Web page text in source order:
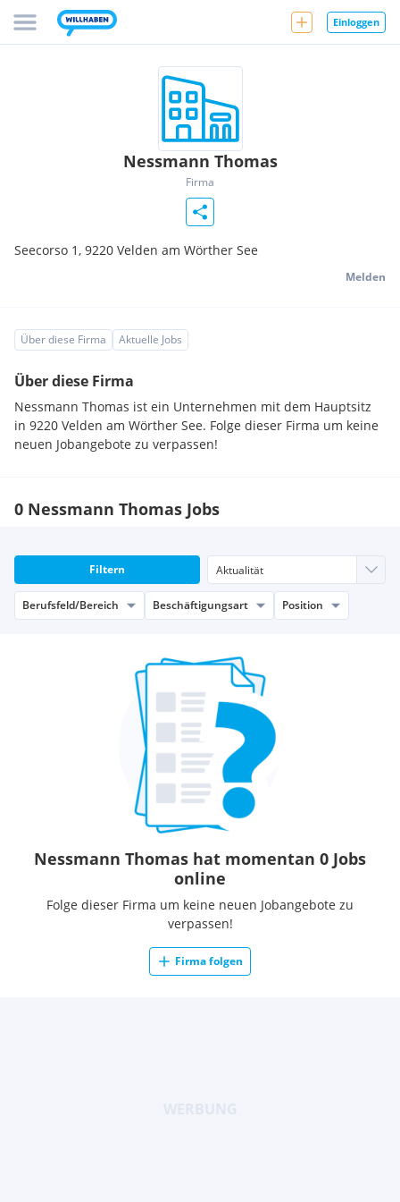
Einloggen
Nessmann Thomas
Firma
Seecorso 1, 9220 Velden am Wörther See
Melden
Über diese Firma Aktuelle Jobs
Über diese Firma
Nessmann Thomas ist ein Unternehmen mit dem Hauptsitz
in 9220 Velden am Wörther See. Folge dieser Firma um keine
neuen Jobangebote zu verpassen!
0 Nessmann Thomas Jobs
Filtern
Berufsfeld/Bereich Beschäftigungsart Position
Nessmann Thomas hat momentan 0 Jobs
online
Folge dieser Firma um keine neuen Jobangebote zu
verpassen!
Firma folgen